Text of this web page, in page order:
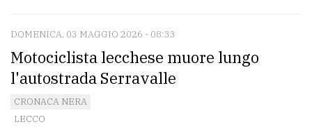
DOMENICA, 03 MAGGIO 2026 - 08:33
Motociclista lecchese muore lungo
l'autostrada Serravalle
CRONACA NERA
LECCO